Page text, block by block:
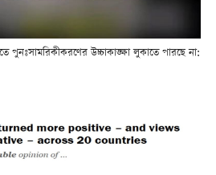
পুনঃসামরিকীকরণের উচ্চাকাঙ্ক্ষা লুকাতে পারছে না: